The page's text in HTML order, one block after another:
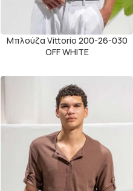
Μπλούζα Vittorio 200-26-030
OFF WHITE